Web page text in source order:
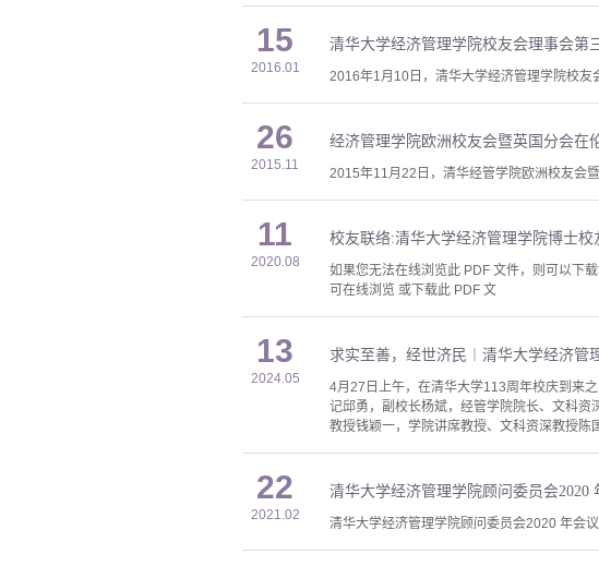
15
2016.01
清华大学经济管理学院校友会理事会第
2016年1月10日，清华大学经济管理学院校友
26
2015.11
经济管理学院欧洲校友会暨英国分会在
2015年11月22日，清华经管学院欧洲校友会
11
2020.08
校友联络:清华大学经济管理学院博士校
如果您无法在线浏览此 PDF 文件，则可以下
可在线浏览 或下载此 PDF 文
13
2024.05
求实至善，经世济民︱清华大学经济管
4月27日上午，在清华大学113周年校庆到来
记邱勇，副校长杨斌，经管学院院长、文科
教授钱颖一，学院讲席教授、文科资深教授
22
2021.02
清华大学经济管理学院顾问委员会2020
清华大学经济管理学院顾问委员会2020 年会